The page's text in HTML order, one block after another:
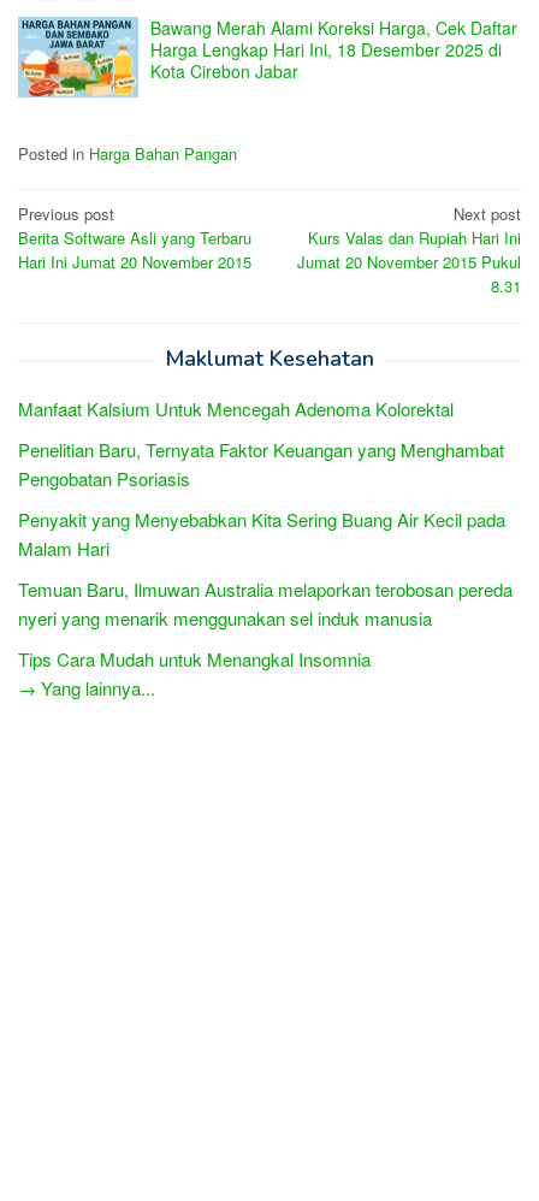
Bawang Merah Alami Koreksi Harga, Cek Daftar
Harga Lengkap Hari Ini, 18 Desember 2025 di
Kota Cirebon Jabar
Posted in Harga Bahan Pangan
Post
navigation
Previous post
Berita Software Asli yang Terbaru
Hari Ini Jumat 20 November 2015
Next post
Kurs Valas dan Rupiah Hari Ini
Jumat 20 November 2015 Pukul
8.31
Maklumat Kesehatan
Manfaat Kalsium Untuk Mencegah Adenoma Kolorektal
Penelitian Baru, Ternyata Faktor Keuangan yang Menghambat
Pengobatan Psoriasis
Penyakit yang Menyebabkan Kita Sering Buang Air Kecil pada
Malam Hari
Temuan Baru, Ilmuwan Australia melaporkan terobosan pereda
nyeri yang menarik menggunakan sel induk manusia
Tips Cara Mudah untuk Menangkal Insomnia
→ Yang lainnya...